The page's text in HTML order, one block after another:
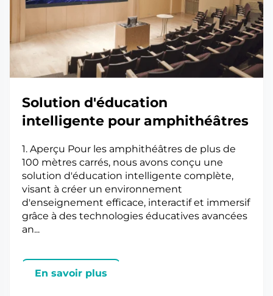
Solution d'éducation
intelligente pour amphithéâtres
1. Aperçu Pour les amphithéâtres de plus de
100 mètres carrés, nous avons conçu une
solution d'éducation intelligente complète,
visant à créer un environnement
d'enseignement efficace, interactif et immersif
grâce à des technologies éducatives avancées
an...
En savoir plus